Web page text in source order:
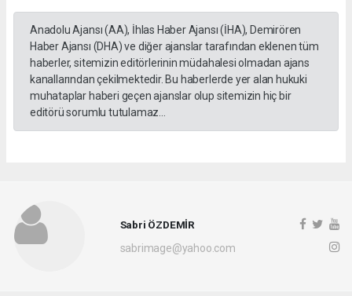
Anadolu Ajansı (AA), İhlas Haber Ajansı (İHA), Demirören
Haber Ajansı (DHA) ve diğer ajanslar tarafından eklenen tüm
haberler, sitemizin editörlerinin müdahalesi olmadan ajans
kanallarından çekilmektedir. Bu haberlerde yer alan hukuki
muhataplar haberi geçen ajanslar olup sitemizin hiç bir
editörü sorumlu tutulamaz...
Sabri ÖZDEMİR
sabrimage@yahoo.com